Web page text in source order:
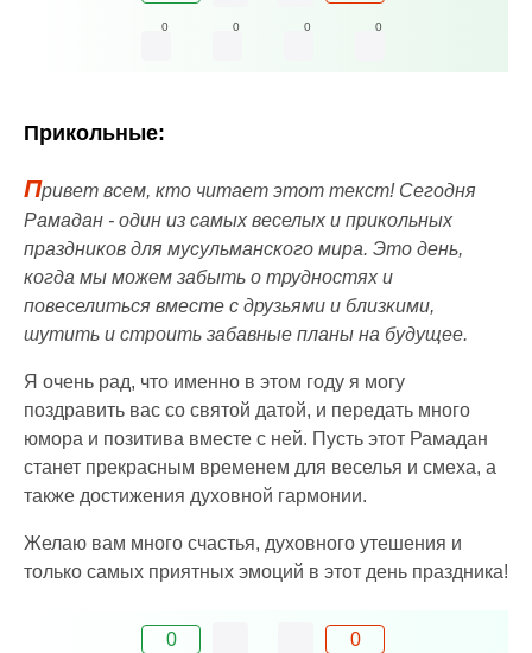
0 0 0 0
Прикольные:
Привет всем, кто читает этот текст! Сегодня
Рамадан - один из самых веселых и прикольных
праздников для мусульманского мира. Это день,
когда мы можем забыть о трудностях и
повеселиться вместе с друзьями и близкими,
шутить и строить забавные планы на будущее.
Я очень рад, что именно в этом году я могу
поздравить вас со святой датой, и передать много
юмора и позитива вместе с ней. Пусть этот Рамадан
станет прекрасным временем для веселья и смеха, а
также достижения духовной гармонии.
Желаю вам много счастья, духовного утешения и
только самых приятных эмоций в этот день праздника!
0 0